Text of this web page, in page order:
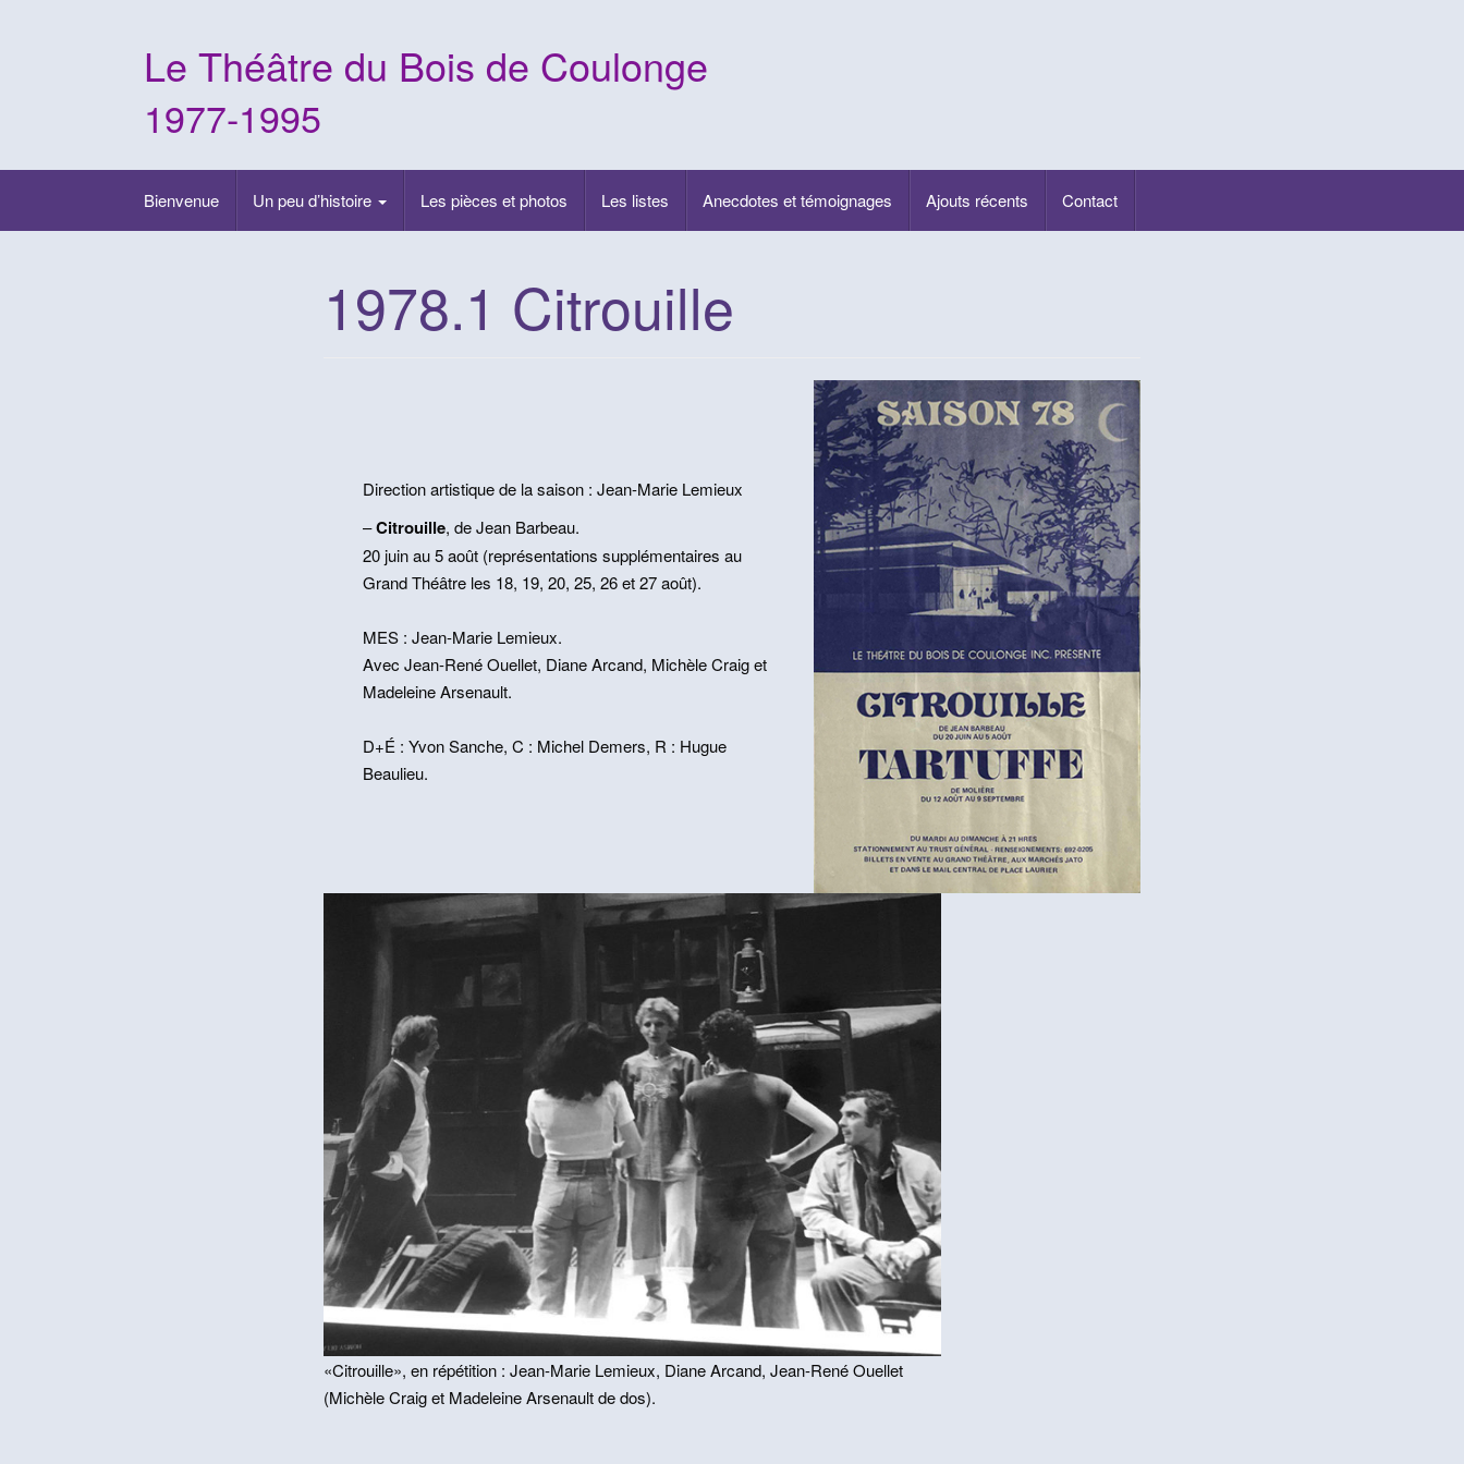
Le Théâtre du Bois de Coulonge
1977-1995
Bienvenue Un peu d’histoire Les pièces et photos Les listes Anecdotes et témoignages Ajouts récents Contact
1978.1 Citrouille
Direction artistique de la saison : Jean-Marie Lemieux
–Citrouille, de Jean Barbeau.
20 juin au 5 août (re­présentations supplé­mentaires au
Grand Théâtre les 18, 19, 20, 25, 26 et 27 août).
MES : Jean-Marie Lemieux.
Avec Jean-René Ouellet, Diane Arcand, Mi­chèle Craig et
Madeleine Arsenault.
D+É : Yvon Sanche, C : Michel Demers, R : Hugue
Beaulieu.
«Citrouille», en répétition : Jean-Marie Lemieux, Diane Arcand, Jean-René Ouellet
(Mi­chèle Craig et Madeleine Arsenault de dos).